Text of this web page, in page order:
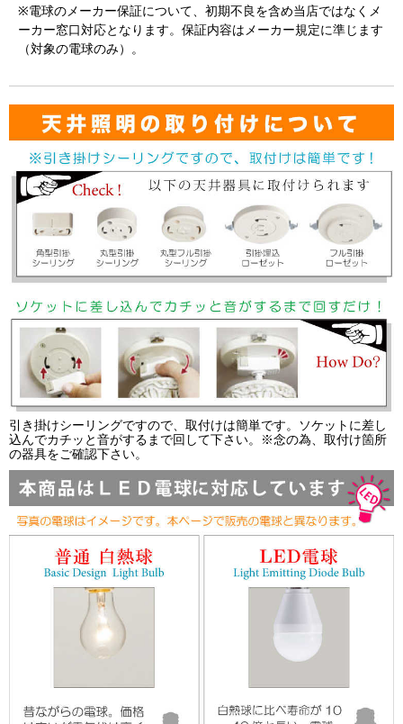
※電球のメーカー保証について、初期不良を含め当店ではなくメ
ーカー窓口対応となります。保証内容はメーカー規定に準じます
（対象の電球のみ）。
引き掛けシーリングですので、取付けは簡単です。ソケットに差し
込んでカチッと音がするまで回して下さい。※念の為、取付け箇所
の器具をご確認下さい。